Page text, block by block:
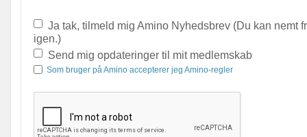
Ja tak, tilmeld mig Amino Nyhedsbrev (Du kan nemt
igen.)
Send mig opdateringer til mit medlemskab
Som bruger på Amino accepterer jeg Amino-regler